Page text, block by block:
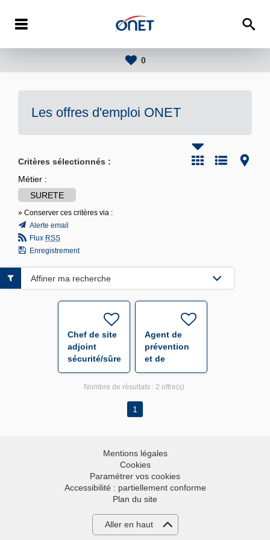
0
Les offres d'emploi ONET
Critères sélectionnés :
Métier :
SURETE
» Conserver ces critères via :
Alerte email
Flux RSS
Enregistrement
Chef de site
adjoint
sécurité/sûreté
F/H
Agent de
prévention
et de
sécurité F/H
Affiner ma recherche
Nombre de résultats : 2 offre(s)
1
Mentions légales
Cookies
Paramétrer vos cookies
Accessibilité : partiellement conforme
Plan du site
Aller en haut